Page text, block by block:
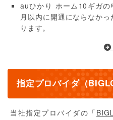
auひかり ホーム10ギガの
月以内に開通にならなか
ります。
指定プロバイダ（
当社指定プロバイダの「